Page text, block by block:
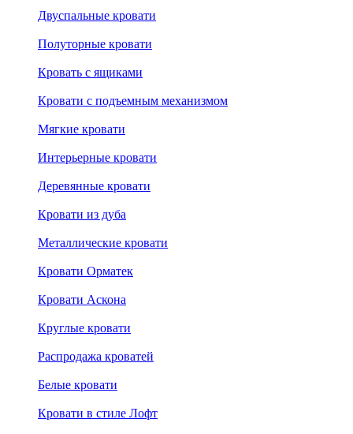
Двуспальные кровати
Полуторные кровати
Кровать с ящиками
Кровати с подъемным механизмом
Мягкие кровати
Интерьерные кровати
Деревянные кровати
Кровати из дуба
Металлические кровати
Кровати Орматек
Кровати Аскона
Круглые кровати
Распродажа кроватей
Белые кровати
Кровати в стиле Лофт